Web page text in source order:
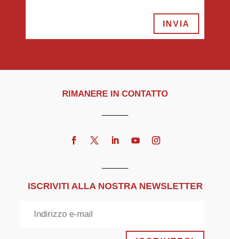
INVIA
RIMANERE IN CONTATTO
ISCRIVITI ALLA NOSTRA NEWSLETTER